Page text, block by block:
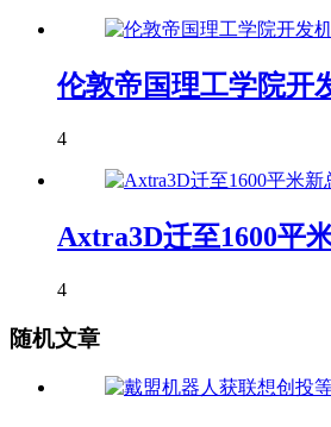
伦敦帝国理工学院开
4
Axtra3D迁至1600平
4
随机文章